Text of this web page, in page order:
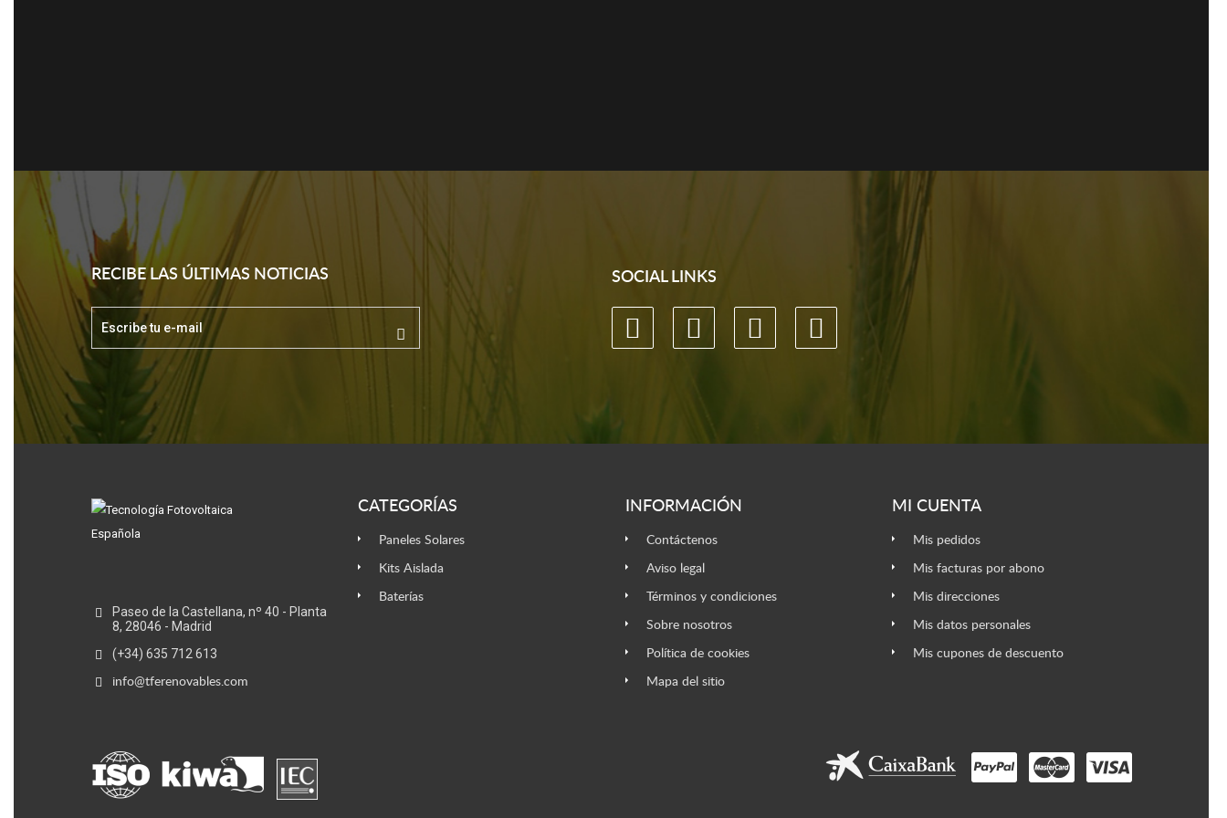
RECIBE LAS ÚLTIMAS NOTICIAS SOCIAL LINKS
Paseo de la Castellana, nº 40 - Planta
8, 28046 - Madrid
(+34) 635 712 613
info@tferenovables.com
CATEGORÍAS
Paneles Solares
Kits Aislada
Baterías
INFORMACIÓN
Contáctenos
Aviso legal
Términos y condiciones
Sobre nosotros
Política de cookies
Mapa del sitio
MI CUENTA
Mis pedidos
Mis facturas por abono
Mis direcciones
Mis datos personales
Mis cupones de descuento